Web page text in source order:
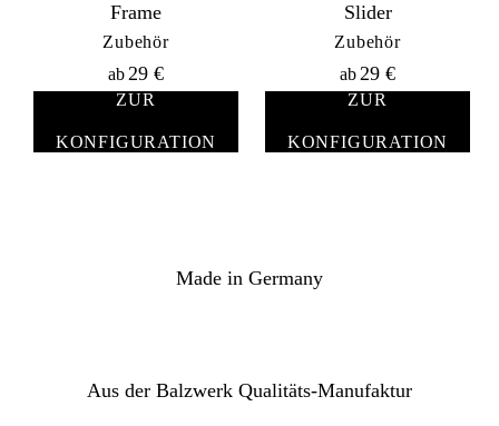
Frame
Zubehör
ab 29 €
ZUR
KONFIGURATION
Slider
Zubehör
ab 29 €
ZUR
KONFIGURATION
Made in Germany
Aus der Balzwerk Qualitäts-Manufaktur